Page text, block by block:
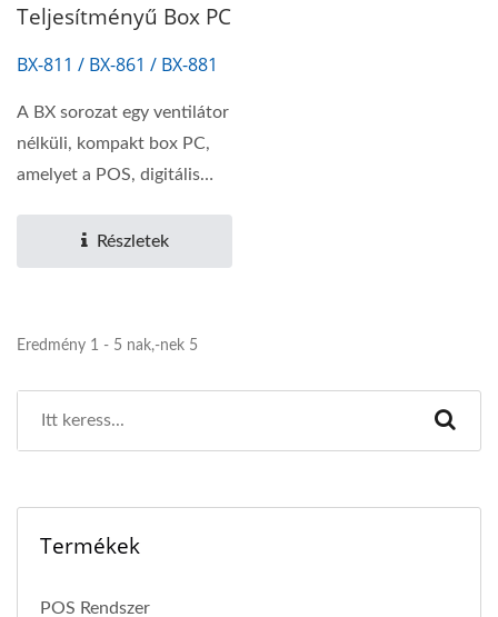
Teljesítményű Box PC
BX-811 / BX-861 / BX-881
A BX sorozat egy ventilátor
nélküli, kompakt box PC,
amelyet a POS, digitális
Részletek
Eredmény 1 - 5 nak,-nek 5
Termékek
POS Rendszer